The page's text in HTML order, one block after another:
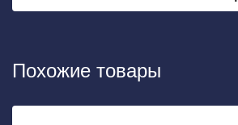
Похожие товары